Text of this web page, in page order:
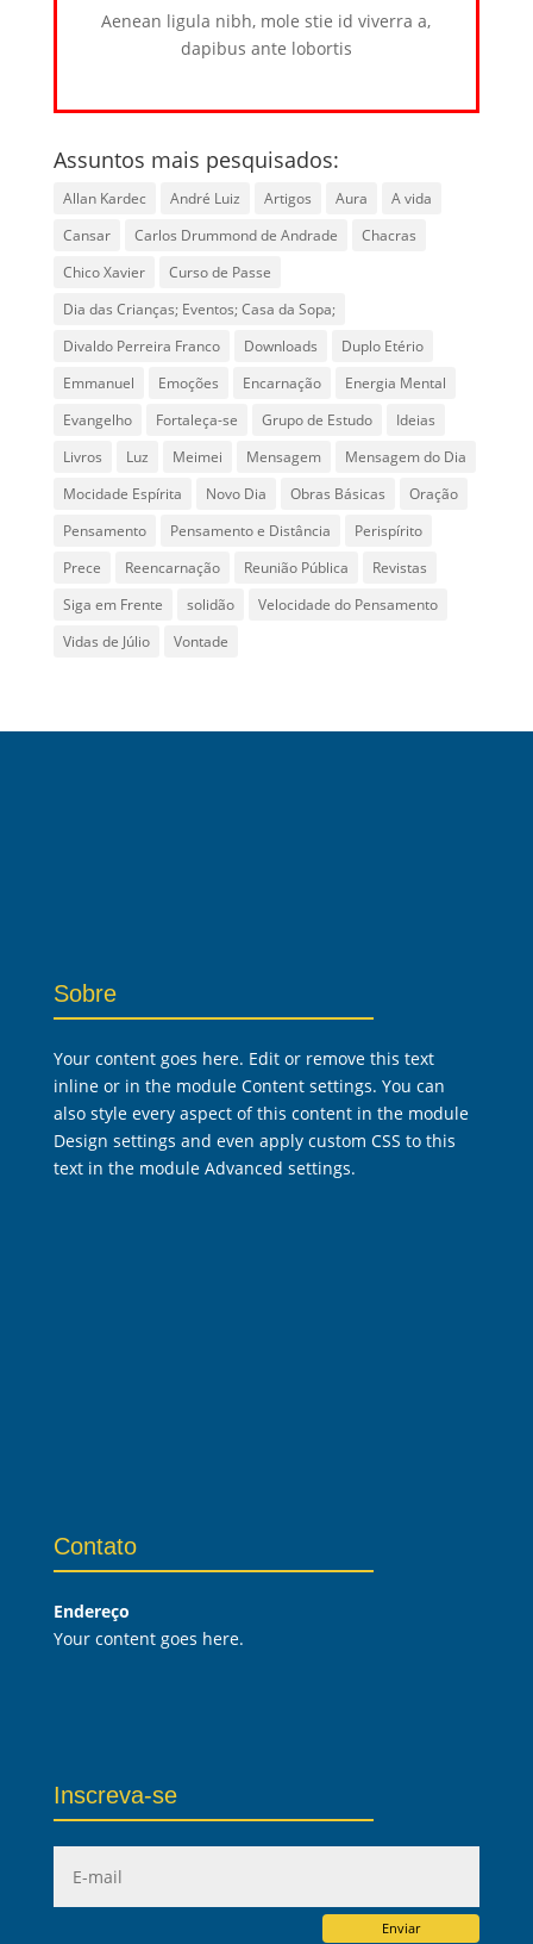
Aenean ligula nibh, mole stie id viverra a,
dapibus ante lobortis
Assuntos mais pesquisados:
Allan Kardec André Luiz Artigos Aura
A vida
Cansar
Carlos Drummond de Andrade
Chacras
Chico Xavier
Curso de Passe
Dia das Crianças; Eventos; Casa da Sopa;
Divaldo Perreira Franco
Downloads
Duplo Etério
Emmanuel
Emoções Encarnação
Energia Mental
Evangelho
Fortaleça-se Grupo de Estudo
Ideias
Livros
Luz Meimei Mensagem
Mensagem do Dia
Mocidade Espírita
Novo Dia Obras Básicas
Oração
Pensamento
Pensamento e Distância
Perispírito
Prece
Reencarnação Reunião Pública
Revistas
Siga em Frente
solidão
Velocidade do Pensamento
Vidas de Júlio
Vontade
Sobre
Your content goes here. Edit or remove this text
inline or in the module Content settings. You can
also style every aspect of this content in the module
Design settings and even apply custom CSS to this
text in the module Advanced settings.
Contato
Endereço
Your content goes here.
Inscreva-se
Enviar